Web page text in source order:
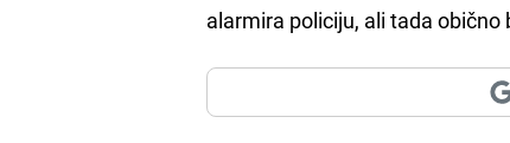
alarmira policiju, ali tada obično